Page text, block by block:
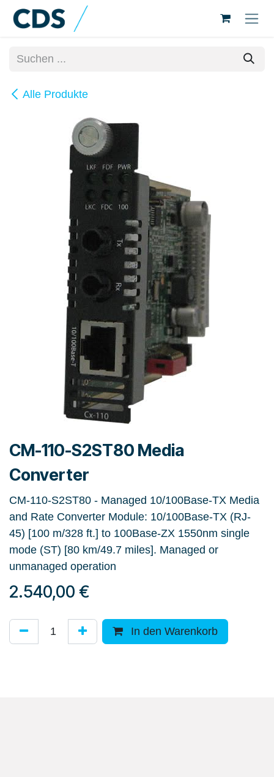
Zum Inhalt springen
Alle Produkte
CM-110-S2ST80 Media
Converter
CM-110-S2ST80 - Managed 10/100Base-TX Media
and Rate Converter Module: 10/100Base-TX (RJ-
45) [100 m/328 ft.] to 100Base-ZX 1550nm single
mode (ST) [80 km/49.7 miles]. Managed or
unmanaged operation
2.540,00 €
In den Warenkorb